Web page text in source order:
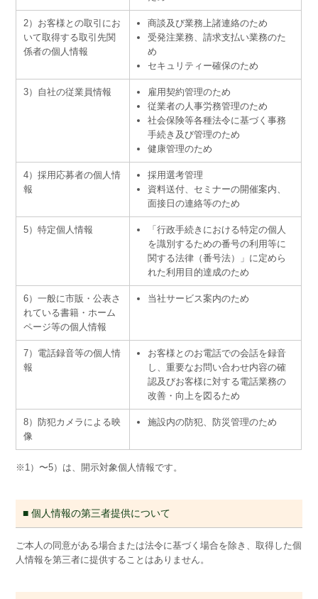
2）お客様との取引にお
いて取得する取引先関
係者の個人情報
商談及び業務上諸連絡のため
受発注業務、請求支払い業務のた
め
セキュリティー確保のため
3）自社の従業員情報
雇用契約管理のため
従業者の人事労務管理のため
社会保険等各種法令に基づく事務
手続き及び管理のため
健康管理のため
4）採用応募者の個人情
報
採用選考管理
資料送付、セミナーの開催案内、
面接日の連絡等のため
5）特定個人情報
「行政手続きにおける特定の個人
を識別するための番号の利用等に
関する法律（番号法）」に定めら
れた利用目的達成のため
6）一般に市販・公表さ
れている書籍・ホーム
ページ等の個人情報
当社サービス案内のため
7）電話録音等の個人情
報
お客様とのお電話での会話を録音
し、重要なお問い合わせ内容の確
認及びお客様に対する電話業務の
改善・向上を図るため
8）防犯カメラによる映
像
施設内の防犯、防災管理のため
※1）〜5）は、開示対象個人情報です。
■ 個人情報の第三者提供について
ご本人の同意がある場合または法令に基づく場合を除き、取得した個
人情報を第三者に提供することはありません。